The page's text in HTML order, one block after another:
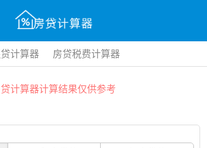
计算器 房贷税费计算器
计算器计算结果仅供参考